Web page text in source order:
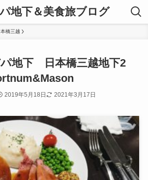
地下＆美食旅ブログ
本橋三越
地下 日本橋三越地下2
2019年5月18日 2021年3月17日